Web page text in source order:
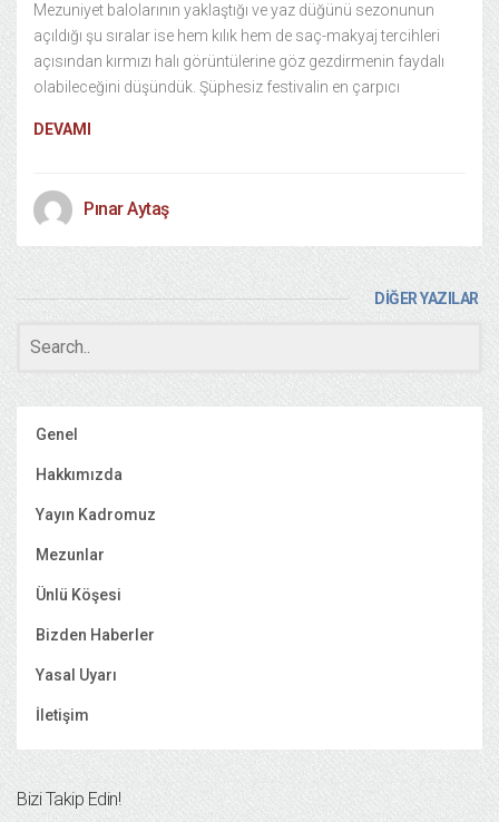
Mezuniyet balolarının yaklaştığı ve yaz düğünü sezonunun
açıldığı şu sıralar ise hem kılık hem de saç-makyaj tercihleri
açısından kırmızı halı görüntülerine göz gezdirmenin faydalı
olabileceğini düşündük. Şüphesiz festivalin en çarpıcı
DEVAMI
Pınar Aytaş
DİĞER YAZILAR
Genel
Hakkımızda
Yayın Kadromuz
Mezunlar
Ünlü Köşesi
Bizden Haberler
Yasal Uyarı
İletişim
Bizi Takip Edin!